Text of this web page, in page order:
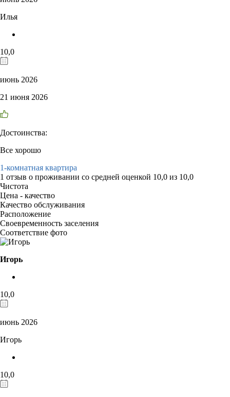
Илья
10,0
июнь 2026
21 июня 2026
Достоинства:
Все хорошо
1-комнатная квартира
1 отзыв о проживании со средней оценкой 10,0 из 10,0
Чистота
Цена - качество
Качество обслуживания
Расположение
Своевременность заселения
Соответствие фото
Игорь
10,0
июнь 2026
Игорь
10,0